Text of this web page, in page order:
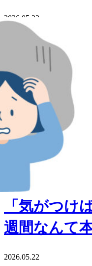
2026.05.23
「気がつけ
週間なんて
2026.05.22